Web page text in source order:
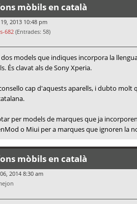
mòbils en català
2013 10:48 pm
682 (Entrades: 58)
dos models que indiques incorpora la
És clavat als de Sony Xperia.
cap d'aquests aparells, i dubto molt
per models de marques que ja
o Miui per a marques que ignoren la
mòbils en català
2014 8:30 am